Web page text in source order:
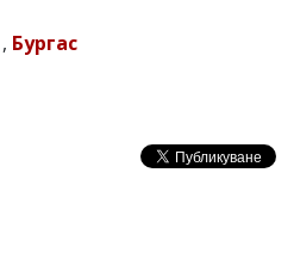
, Бургас